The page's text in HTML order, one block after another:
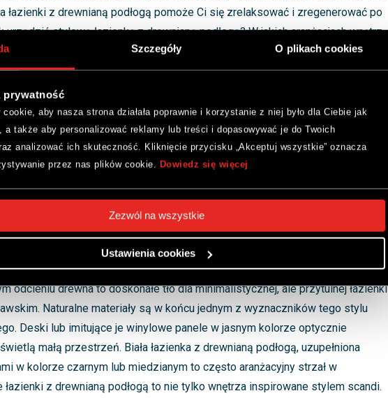
Szczegóły O plikach cookies
prywatność
aby nasza strona działała poprawnie i korzystanie z niej było dla Ciebie jak
a także aby personalizować reklamy lub treści i dopasowywać je do Twoich
analizować ich skuteczność. Kliknięcie przycisku „Akceptuj wszystkie” oznacza
przez nas plików cookie. Dowiedz się więcej
Ustawienia cookies
Zezwól na wszystkie
łazienki z drewnianą podłogą pomoże Ci się zrelaksować i zregenerować po
urządzić stylową łazienkę z drewnianą podłogą? W jakich aranżacjach wnętrz
się drewniana podłoga w łazience? Podpowiadamy, na co zwrócić uwagę
dech efekt.
podłoga w łazience: inspiracje i
sprawdzi się drewniana podłoga w łazience? W jakie style aranżacyjne
się taki element wyposażenia łazienki? Uniwersalny i ponadczasowy charakter
że łazienka z drewnianą podłogą daje Ci bardzo duże możliwości
z drewna lub dobrej jakości imitacji wpisuje się doskonale zarówno w
jak i wnętrza inspirowane tradycyjnymi trendami.
odcieniu drewna to doskonałe tło dla minimalistycznej, ale przytulnej łazienki
Naturalne materiały są w końcu jednym z wyznaczników tego stylu
Deski lub imitujące je winylowe panele w jasnym kolorze optycznie
małą przestrzeń. Biała łazienka z drewnianą podłogą, uzupełniona
w kolorze czarnym lub miedzianym to często aranżacyjny strzał w
łazienki z drewnianą podłogą to nie tylko wnętrza inspirowane stylem scandi.